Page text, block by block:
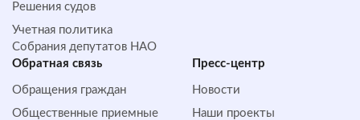
Решения судов
Учетная политика
Собрания депутатов НАО
Обратная cвязь
Обращения граждан
Общественные приемные
Пресс-центр
Новости
Наши проекты